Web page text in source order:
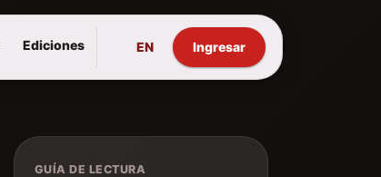
Ediciones EN Ingresar
GUÍA DE LECTURA